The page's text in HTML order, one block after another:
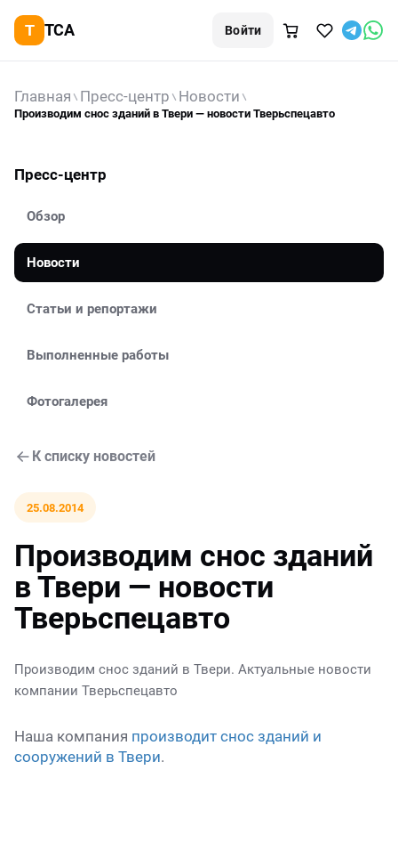
TCA Войти
Главная Пресс-центр Новости
Производим снос зданий в Твери — новости Тверьспецавто
Пресс-центр
Обзор
Новости
Статьи и репортажи
Выполненные работы
Фотогалерея
К списку новостей
25.08.2014
Производим снос зданий
в Твери — новости
Тверьспецавто
Производим снос зданий в Твери. Актуальные новости
компании Тверьспецавто
Наша компания производит снос зданий и
сооружений в Твери.